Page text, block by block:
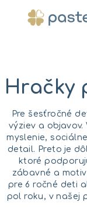
Hračky
Pre šesťročné
výziev a
myslenie,
detail. Preto je
ktoré
zábavné a
pre 6 ročné deti
pol roku, v našej